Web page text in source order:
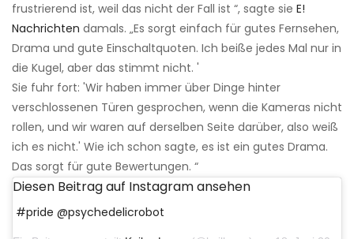
frustrierend ist, weil das nicht der Fall ist “, sagte sie E!
Nachrichten damals. „Es sorgt einfach für gutes Fernsehen,
Drama und gute Einschaltquoten. Ich beiße jedes Mal nur in
die Kugel, aber das stimmt nicht. '
Sie fuhr fort: 'Wir haben immer über Dinge hinter
verschlossenen Türen gesprochen, wenn die Kameras nicht
rollen, und wir waren auf derselben Seite darüber, also weiß
ich es nicht.' Wie ich schon sagte, es ist ein gutes Drama.
Das sorgt für gute Bewertungen. “
Diesen Beitrag auf Instagram ansehen
#pride @psychedelicrobot